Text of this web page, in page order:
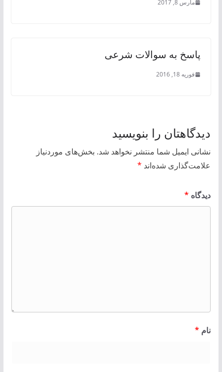
مارس 8, 2017
پاسخ به سوالات شرعی
فوریه 18, 2016
دیدگاهتان را بنویسید
نشانی ایمیل شما منتشر نخواهد شد. بخش‌های موردنیاز
علامت‌گذاری شده‌اند *
دیدگاه *
نام *